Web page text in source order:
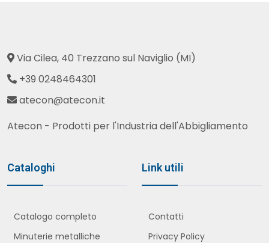
Via Cilea, 40 Trezzano sul Naviglio (MI)
+39 0248464301
atecon@atecon.it
Atecon - Prodotti per l'Industria dell'Abbigliamento
Cataloghi
Catalogo completo
Minuterie metalliche
Link utili
Contatti
Privacy Policy